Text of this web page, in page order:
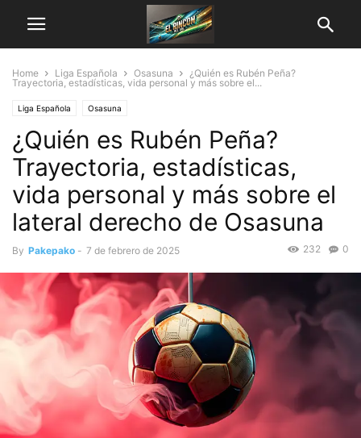
Home Liga Española Osasuna
¿Quién es Rubén Peña?
Trayectoria, estadísticas, vida personal y más sobre el...
Liga Española Osasuna
¿Quién es Rubén Peña?
Trayectoria, estadísticas,
vida personal y más sobre el
lateral derecho de Osasuna
By Pakepako - 7 de febrero de 2025 0
232